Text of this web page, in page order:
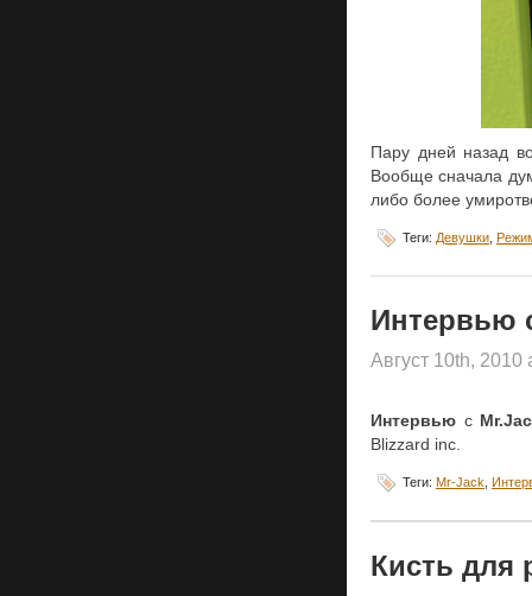
Пару дней назад
Вообще сначала
либо более
Теги: Девушки
Интервью
Август 10th, 2010
Интервью с
Blizzard inc.
Теги: Mr-Jack
Кисть для